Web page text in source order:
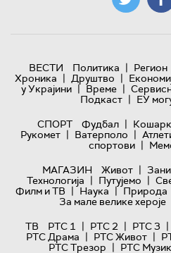
ВЕСТИ Политика | Регион
Хроника | Друштво |
у Украјини | Време |
Подкаст | ЕУ
СПОРТ
Фудбал |
Рукомет | Ватерполо |
спортови |
МАГАЗИН
Живот |
Технологијa | Путујемо |
Филм и ТВ | Наука | Природа
За мале велике хероје
ТВ
РТС 1 | РТС 2 | РТС 3 |
РТС Драма | РТС Живот |
РТС Трезор | РТС